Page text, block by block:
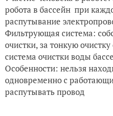
робота в бассейн при
распутывание
Фильтрующая система:
очистки, за тонкую
система очистки воды
Особенности: нельзя
одновременно с
распутывать провод